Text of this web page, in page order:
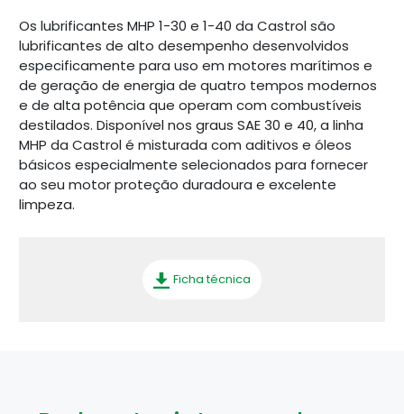
Os lubrificantes MHP 1-30 e 1-40 da Castrol são
lubrificantes de alto desempenho desenvolvidos
especificamente para uso em motores marítimos e
de geração de energia de quatro tempos modernos
e de alta potência que operam com combustíveis
destilados. Disponível nos graus SAE 30 e 40, a linha
MHP da Castrol é misturada com aditivos e óleos
básicos especialmente selecionados para fornecer
ao seu motor proteção duradoura e excelente
limpeza.
Ficha técnica